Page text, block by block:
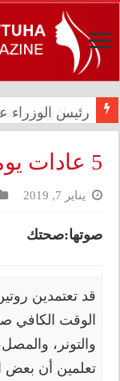
رئيس الوزراء
5 عادات يومية سيئة تؤذي البشرة
يناير 7, 2019
صوتها:صحتك
قد تعتمدين
الوقت الكافي
والتونر،
تعلمين أن بعض